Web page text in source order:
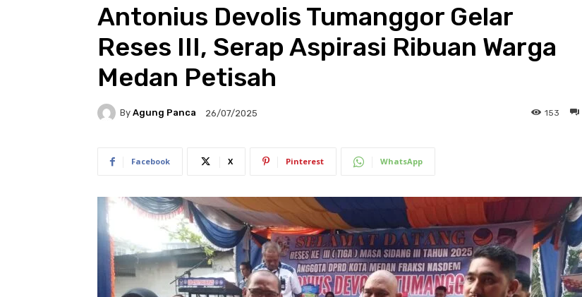
Antonius Devolis Tumanggor Gelar
Reses III, Serap Aspirasi Ribuan Warga
Medan Petisah
By Agung Panca 26/07/2025 153
Facebook X Pinterest WhatsApp